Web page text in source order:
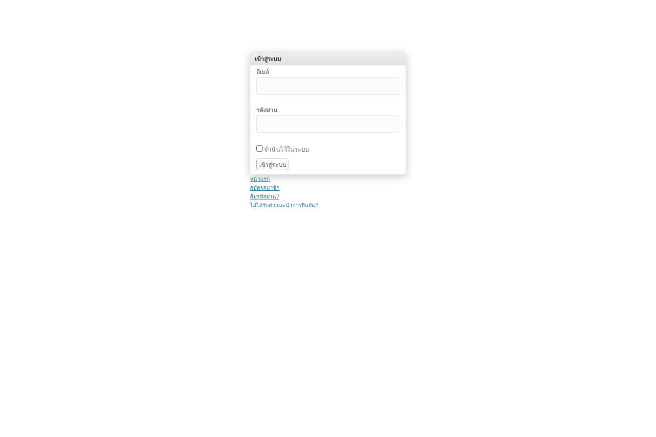
เข้าสู่ระบบ
อีเมล์
รหัสผ่าน
จำฉันไว้ในระบบ
หน้าแรก
สมัครสมาชิก
ลืมรหัสผ่าน?
ไม่ได้รับคำแนะนำการยืนยัน?